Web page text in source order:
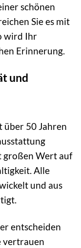
schönen
Sie es mit
wird Ihr
Erinnerung.
und
über 50 Jahren
großen Wert auf
Alle
und aus
entscheiden
vertrauen